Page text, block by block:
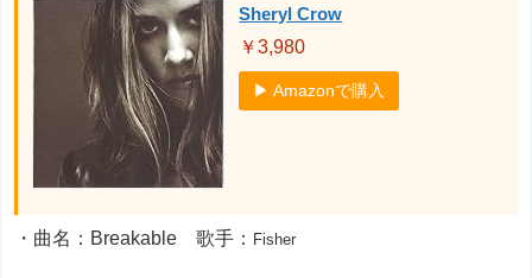
Sheryl Crow
￥3,980
▶ Amazonで購入
・曲名：Breakable 歌手： Fisher